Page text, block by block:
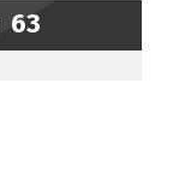
63